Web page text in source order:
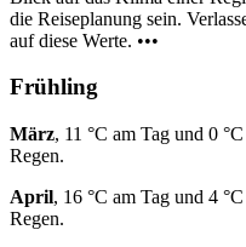
die Reiseplanung sein.
auf diese Werte. •••
Frühling
März, 11 °C am Tag und 0
Regen.
April, 16 °C am Tag und 4
Regen.